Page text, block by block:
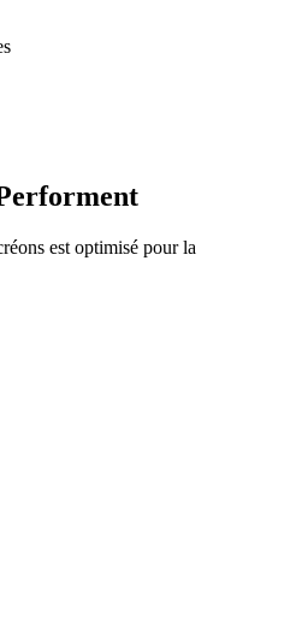
est optimisé pour la